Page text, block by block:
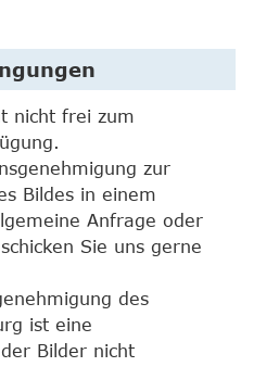
nicht frei zum
zur
Bildes in einem
Anfrage oder
Sie uns gerne
des
ist eine
Bilder nicht